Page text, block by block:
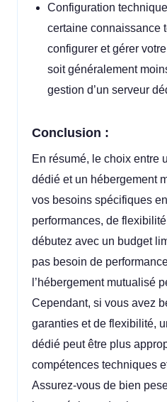
Configuration
certaine connaissance
configurer et gérer
soit généralement
gestion d’un serveur
Conclusion :
En résumé, le choix entre
dédié et un hébergement
vos besoins spécifiques
performances, de
débutez avec un budget
pas besoin de
l’hébergement mutualisé
Cependant, si vous avez
garanties et de flexibilité,
dédié peut être plus
compétences techniques
Assurez-vous de bien